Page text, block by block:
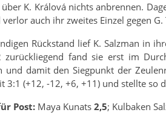
K. Králová nichts anbrennen.
verlor auch ihr zweites Einzel gegen
Rückstand lief K. Salzman in
zurückliegend fand sie erst im
und damit den Siegpunkt der
3:1 (+12, -12, +6, +11) und stellte so
Post: Maya Kunats 2,5; Kulbaken